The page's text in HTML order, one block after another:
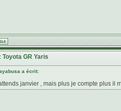
Toyota GR Yaris
a écrit:
janvier , mais plus je compte plus il